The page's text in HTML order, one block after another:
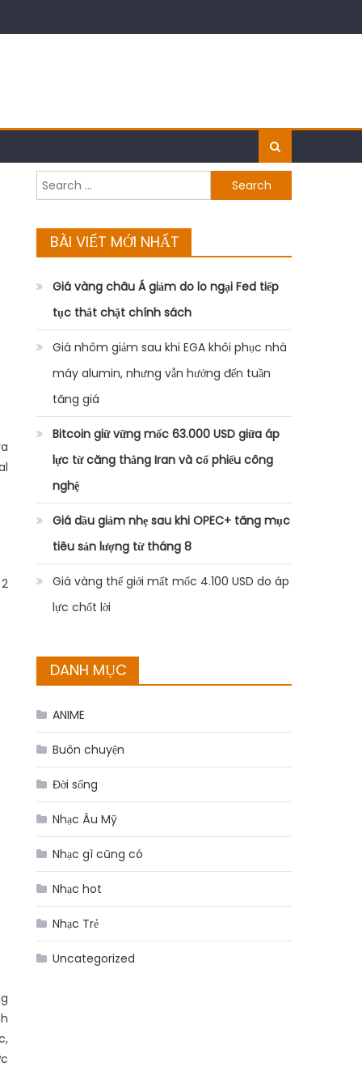
Search
for:
BÀI VIẾT MỚI NHẤT
Giá vàng châu Á giảm do lo ngại Fed tiếp
tục thắt chặt chính sách
Giá nhôm giảm sau khi EGA khôi phục nhà
máy alumin, nhưng vẫn hướng đến tuần
tăng giá
Bitcoin giữ vững mốc 63.000 USD giữa áp
lực từ căng thẳng Iran và cổ phiếu công
nghệ
Giá dầu giảm nhẹ sau khi OPEC+ tăng mục
tiêu sản lượng từ tháng 8
Giá vàng thế giới mất mốc 4.100 USD do áp
lực chốt lời
DANH MỤC
ANIME
Buôn chuyện
Đời sống
Nhạc Âu Mỹ
Nhạc gì cũng có
Nhạc hot
Nhạc Trẻ
Uncategorized